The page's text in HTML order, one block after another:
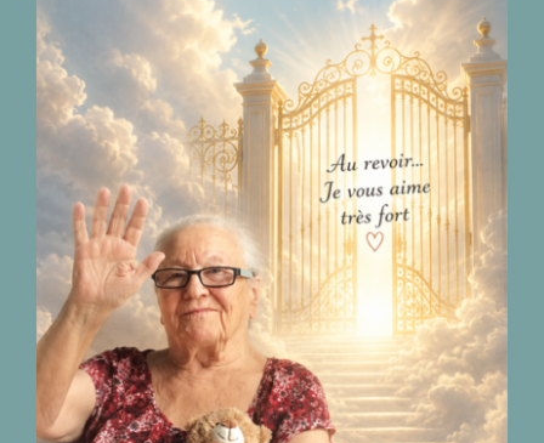
Décès de Madame
Camillia Chiry
04.02.1938 – 11.07.2026
nécrologies